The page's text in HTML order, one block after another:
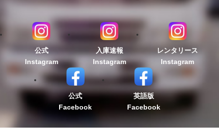
公式
Instagram
入庫速報
Instagram
レンタリース
Instagram
公式
Facebook
英語版
Facebook